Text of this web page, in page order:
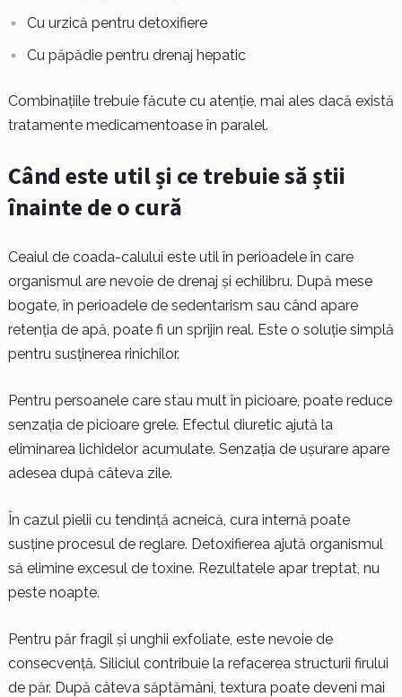
Cu urzică pentru detoxifiere
Cu păpădie pentru drenaj hepatic
Combinațiile trebuie făcute cu atenție, mai ales dacă există
tratamente medicamentoase în paralel.
Când este util și ce trebuie să știi
înainte de o cură
Ceaiul de coada-calului este util în perioadele în care
organismul are nevoie de drenaj și echilibru. După mese
bogate, în perioadele de sedentarism sau când apare
retenția de apă, poate fi un sprijin real. Este o soluție simplă
pentru susținerea rinichilor.
Pentru persoanele care stau mult în picioare, poate reduce
senzația de picioare grele. Efectul diuretic ajută la
eliminarea lichidelor acumulate. Senzația de ușurare apare
adesea după câteva zile.
În cazul pielii cu tendință acneică, cura internă poate
susține procesul de reglare. Detoxifierea ajută organismul
să elimine excesul de toxine. Rezultatele apar treptat, nu
peste noapte.
Pentru păr fragil și unghii exfoliate, este nevoie de
consecvență. Siliciul contribuie la refacerea structurii firului
de păr. După câteva săptămâni, textura poate deveni mai